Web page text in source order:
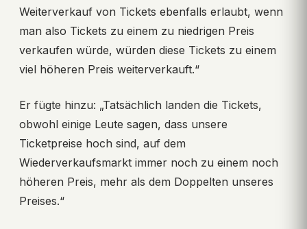
Weiterverkauf von Tickets ebenfalls erlaubt, wenn
man also Tickets zu einem zu niedrigen Preis
verkaufen würde, würden diese Tickets zu einem
viel höheren Preis weiterverkauft.“
Er fügte hinzu: „Tatsächlich landen die Tickets,
obwohl einige Leute sagen, dass unsere
Ticketpreise hoch sind, auf dem
Wiederverkaufsmarkt immer noch zu einem noch
höheren Preis, mehr als dem Doppelten unseres
Preises.“